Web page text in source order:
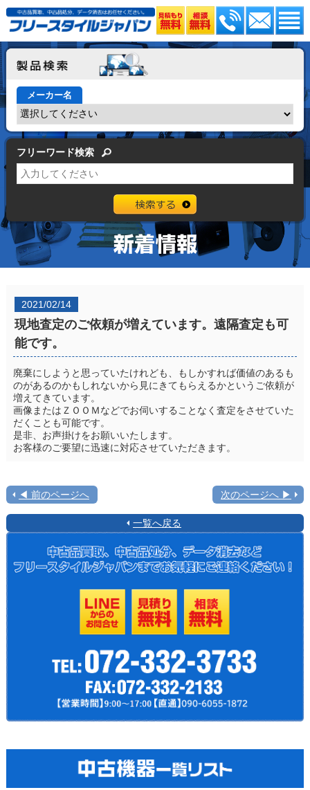
メーカー名
フリーワード検索
2021/02/14
現地査定のご依頼が増えています。遠隔査定も可
能です。
廃棄にしようと思っていたけれども、もしかすれば価値のあるも
のがあるのかもしれないから見にきてもらえるかというご依頼が
増えてきています。
画像またはＺＯＯＭなどでお伺いすることなく査定をさせていた
だくことも可能です。
是非、お声掛けをお願いいたします。
お客様のご要望に迅速に対応させていただきます。
◀ 前のページへ 次のページへ ▶
一覧へ戻る